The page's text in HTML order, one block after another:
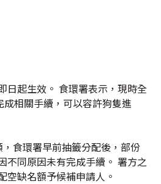
日起生效。 食環署表示，現時全
相關手續，可以容許狗隻進
食環署早前抽籤分配後，部份
不同原因未有完成手續。 署方之
空缺名額予候補申請人。